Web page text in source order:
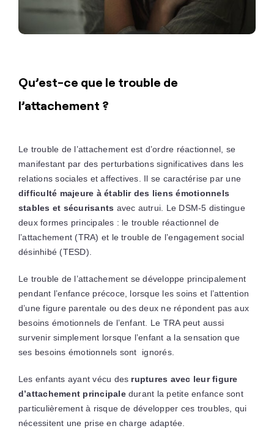
Qu’est-ce que le trouble de
l’attachement ?
Le trouble de l’attachement est d’ordre réactionnel, se
manifestant par des perturbations significatives dans les
relations sociales et affectives. Il se caractérise par une
difficulté majeure à établir des liens émotionnels
stables et sécurisants avec autrui. Le DSM-5 distingue
deux formes principales : le trouble réactionnel de
l’attachement (TRA) et le trouble de l’engagement social
désinhibé (TESD).
Le trouble de l’attachement se développe principalement
pendant l’enfance précoce, lorsque les soins et l’attention
d’une figure parentale ou des deux ne répondent pas aux
besoins émotionnels de l’enfant. Le TRA peut aussi
survenir simplement lorsque l’enfant a la sensation que
ses besoins émotionnels sont ignorés.
Les enfants ayant vécu des ruptures avec leur figure
d’attachement principaledurant la petite enfance sont
particulièrement à risque de développer ces troubles, qui
nécessitent une prise en charge adaptée.